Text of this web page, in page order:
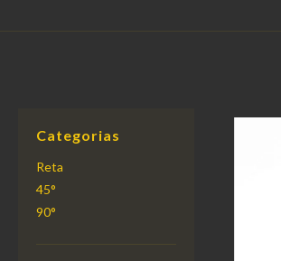
Categorias
Reta
45°
90°